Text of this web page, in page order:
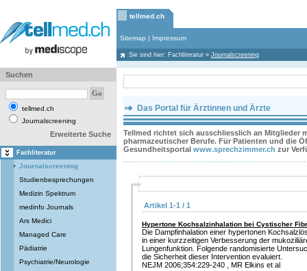
tellmed.ch
Sitemap | Impressum
Sie sind hier: Fachliteratur » Journalscreening
Suchen
tellmed.ch
Journalscreening
Erweiterte Suche
Fachliteratur
Journalscreening
Studienbesprechungen
Medizin Spektrum
medinfo Journals
Ars Medici
Managed Care
Pädiatrie
Psychiatrie/Neurologie
Das Portal für Ärztinnen und Ärzte
Tellmed richtet sich ausschliesslich an Mitglieder
pharmazeutischer Berufe. Für Patienten und die
Gesundheitsportal www.sprechzimmer.ch zur
Artikel 1-1 / 1
Hypertone Kochsalzinhalation bei Cystischer
Die Dampfinhalation einer hypertonen
in einer kurzzeitigen Verbesserung der
Lungenfunktion. Folgende randomisierte
die Sicherheit dieser Intervention evaluiert.
NEJM 2006;354:229-240 , MR Elkins et al